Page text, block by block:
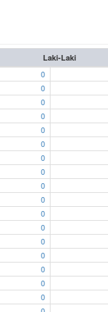
Laki-Laki
0
0
0
0
0
0
0
0
0
0
0
0
0
0
0
0
0